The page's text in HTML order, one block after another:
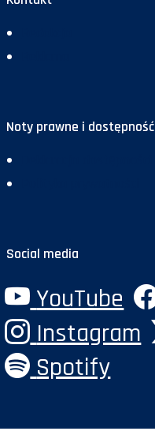
Noty prawne i dostępność
Social media
YouTube
Instagram
Spotify